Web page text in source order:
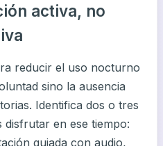
activa, no
reducir el uso nocturno
sino la ausencia
Identifica dos o tres
disfrutar en ese tiempo:
guiada con audio,